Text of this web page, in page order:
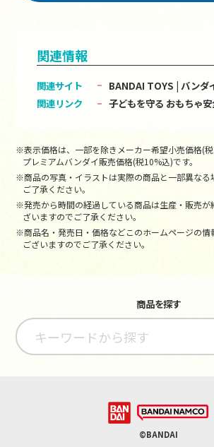
関連情報
関連サイト
BANDAI TOYS | バンダ
関連リンク
子どもを守る おもちゃ
※表示価格は、一部を除きメーカー希望小売価格(税
プレミアムバンダイ販売価格(税10%込)です。
※商品の写真・イラストは実際の商品と一部異なる
ご了承ください。
※発売から時間の経過している商品は生産・販売が
ざいますのでご了承ください。
※商品名・発売日・価格などこのホームページの情
ございますのでご了承ください。
商品を探す
©BANDAI